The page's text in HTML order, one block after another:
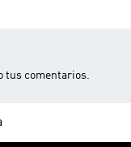
tus comentarios.